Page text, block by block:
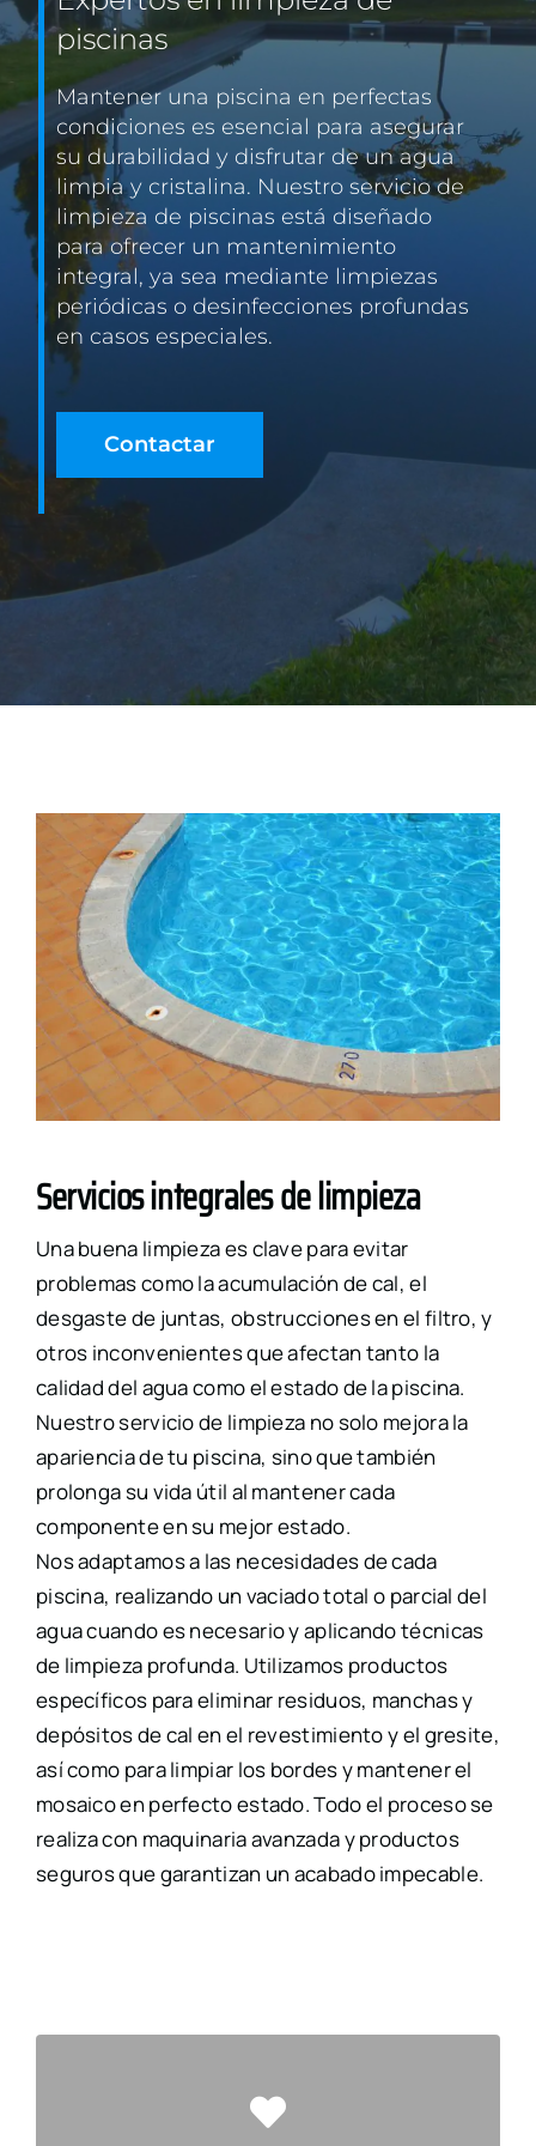
CONTACTO
piscinas
Mantener una piscina en perfectas
condiciones es esencial para asegurar
su durabilidad y disfrutar de un agua
limpia y cristalina. Nuestro servicio de
limpieza de piscinas está diseñado
para ofrecer un mantenimiento
integral, ya sea mediante limpiezas
periódicas o desinfecciones profundas
en casos especiales.
Contactar
Servicios integrales de limpieza
Una buena limpieza es clave para evitar
problemas como la acumulación de cal, el
desgaste de juntas, obstrucciones en el filtro, y
otros inconvenientes que afectan tanto la
calidad del agua como el estado de la piscina.
Nuestro servicio de limpieza no solo mejora la
apariencia de tu piscina, sino que también
prolonga su vida útil al mantener cada
componente en su mejor estado.
Nos adaptamos a las necesidades de cada
piscina, realizando un vaciado total o parcial del
agua cuando es necesario y aplicando técnicas
de limpieza profunda. Utilizamos productos
específicos para eliminar residuos, manchas y
depósitos de cal en el revestimiento y el gresite,
así como para limpiar los bordes y mantener el
mosaico en perfecto estado. Todo el proceso se
realiza con maquinaria avanzada y productos
seguros que garantizan un acabado impecable.